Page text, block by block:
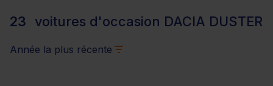
23 voitures d'occasion DACIA DUSTER
Année la plus récente